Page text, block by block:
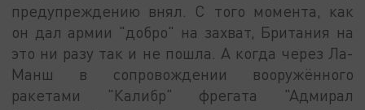
предупреждению внял. С того момента, как
он дал армии "добро" на захват, Британия на
это ни разу так и не пошла. А когда через Ла-
Манш в сопровождении вооружённого
ракетами "Калибр" фрегата "Адмирал